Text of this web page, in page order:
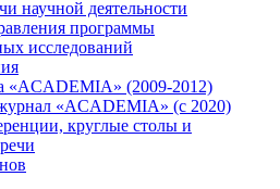
научной деятельности
программы
исследований
«ACADEMIA» (2009-2012)
«ACADEMIA» (с 2020)
круглые столы и